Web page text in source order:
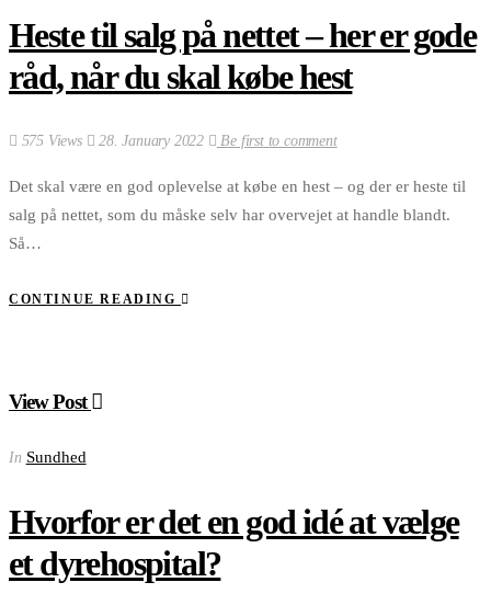
Heste til salg på nettet – her er gode
råd, når du skal købe hest
575 Views 28. January 2022 Be first to comment
Det skal være en god oplevelse at købe en hest – og der er heste til
salg på nettet, som du måske selv har overvejet at handle blandt.
Så…
CONTINUE READING
View Post
In Sundhed
Hvorfor er det en god idé at vælge
et dyrehospital?